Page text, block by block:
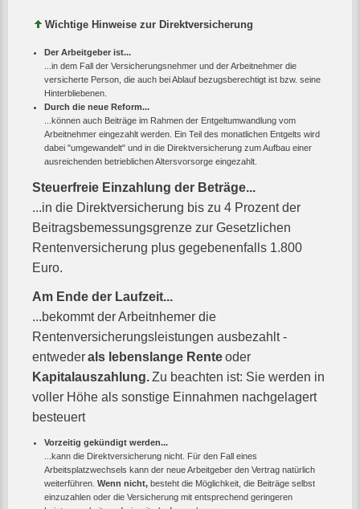
Wichtige Hinweise zur Direktversicherung
Der Arbeitgeber ist...
...in dem Fall der Versicherungsnehmer und der Arbeitnehmer die
versicherte Person, die auch bei Ablauf bezugsberechtigt ist bzw. seine
Hinterbliebenen.
Durch die neue Reform...
...können auch Beiträge im Rahmen der Entgeltumwandlung vom
Arbeitnehmer eingezahlt werden. Ein Teil des monatlichen Entgelts wird
dabei "umgewandelt" und in die Direktversicherung zum Aufbau einer
ausreichenden betrieblichen Altersvorsorge eingezahlt.
Steuerfreie Einzahlung der Beträge...
...in die Direktversicherung bis zu 4 Prozent der
Beitragsbemessungsgrenze zur Gesetzlichen
Rentenversicherung plus gegebenenfalls 1.800
Euro.
Am Ende der Laufzeit...
...bekommt der Arbeitnhemer die
Rentenversicherungsleistungen ausbezahlt -
entwederals lebenslange Renteoder
Kapitalauszahlung.Zu beachten ist: Sie werden in
voller Höhe als sonstige Einnahmen nachgelagert
besteuert
Vorzeitig gekündigt werden...
...kann die Direktversicherung nicht. Für den Fall eines
Arbeitsplatzwechsels kann der neue Arbeitgeber den Vertrag natürlich
weiterführen. Wenn nicht, besteht die Möglichkeit, die Beiträge selbst
einzuzahlen oder die Versicherung mit entsprechend geringeren